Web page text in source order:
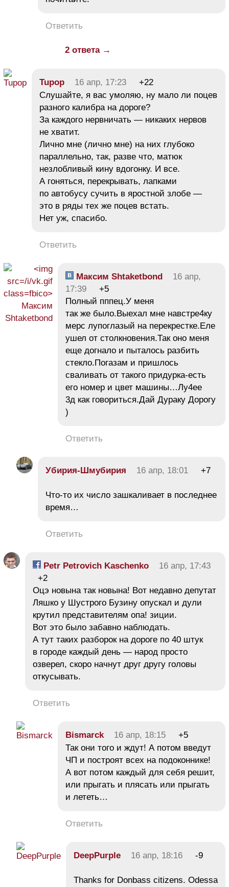
Ответить
2 ответа →
Tupop 16 апр, 17:23
+22
Слушайте, я вас умоляю, ну мало ли поцев
разного калибра на дороге?
За каждого нервничать — никаких нервов
не хватит.
Лично мне (лично мне) на них глубоко
параллельно, так, разве что, матюк
незлобливый кину вдогонку. И все.
А гоняться, перекрывать, лапками
по автобусу сучить в яростной злобе —
это в ряды тех же поцев встать.
Нет уж, спасибо.
Ответить
Максим Shtaketbond
16 апр,
17:39
+5
Полный пппец.У меня
так же было.Выехал мне навстре4ку
мерс лупоглазый на перекрестке.Еле
ушел от столкновения.Так оно меня
еще догнало и пыталось разбить
стекло.Погазам и пришлось
сваливать от такого придурка-есть
его номер и цвет машины…Лу4ее
3д как говориться.Дай Дураку Дорогу
)
Ответить
Убирия-Шмубирия 16 апр, 18:01 +7
Что-то их число зашкаливает в последнее
время…
Ответить
Petr Petrovich Kaschenko
16 апр, 17:43
+2
Оцэ новына так новына! Вот недавно депутат
Ляшко у Шустрого Бузину опускал и дули
крутил представителям опа! зиции.
Вот это было забавно наблюдать.
А тут таких разборок на дороге по 40 штук
в городе каждый день — народ просто
озверел, скоро начнут друг другу головы
откусывать.
Ответить
Bismarck 16 апр, 18:15
+5
Так они того и ждут! А потом введут
ЧП и построят всех на подоконнике!
А вот потом каждый для себя решит,
или прыгать и плясать или прыгать
и лететь…
Ответить
DeepPurple 16 апр, 18:16 -9
Thanks for Donbass citizens. Odessa